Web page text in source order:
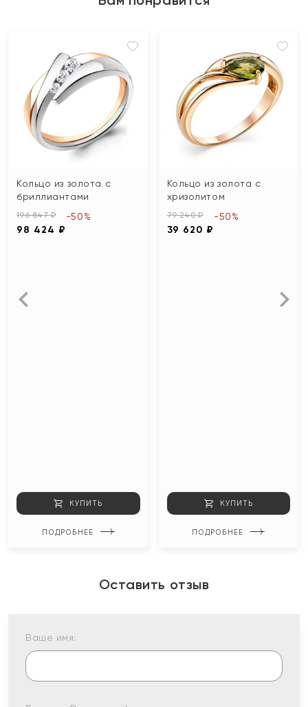
Кольцо из золота с
бриллиантами
196 847 ₽
98 424 ₽
-50%
КУПИТЬ
ПОДРОБНЕЕ
Кольцо из золота с
хризолитом
79 240 ₽
39 620 ₽
-50%
КУПИТЬ
ПОДРОБНЕЕ
Оставить отзыв
Ваше имя: